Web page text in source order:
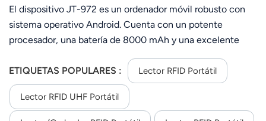
El dispositivo JT-972 es un ordenador móvil robusto con
sistema operativo Android. Cuenta con un potente
procesador, una batería de 8000 mAh y una excelente
antena R2000 de polarización lineal o circular. Que puede
leer etiquetas en masa desde larga La distancia permite su
implementación en la gestión de activos, el comercio
minorista, el almacenamiento, la gestión de flotas, etc.
ETIQUETAS POPULARES : Lector RFID Portátil
Lector RFID UHF Portátil